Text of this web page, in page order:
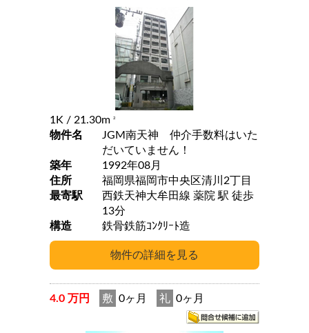
1K / 21.30m 2
物件名
JGM南天神 仲介手数料はいた
だいていません！
築年
1992年08月
住所
福岡県福岡市中央区清川2丁目
最寄駅
西鉄天神大牟田線 薬院 駅 徒歩
13分
構造
鉄骨鉄筋ｺﾝｸﾘｰﾄ造
4.0 万円 敷 0ヶ月 礼 0ヶ月